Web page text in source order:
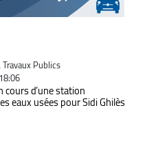
Publics
cours d’une station
eaux usées pour Sidi Ghilès